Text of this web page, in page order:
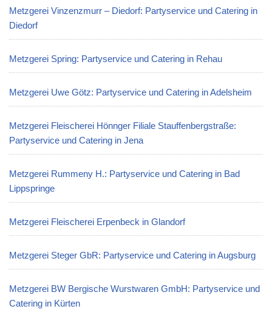
Metzgerei Vinzenzmurr – Diedorf: Partyservice und Catering in
Diedorf
Metzgerei Spring: Partyservice und Catering in Rehau
Metzgerei Uwe Götz: Partyservice und Catering in Adelsheim
Metzgerei Fleischerei Hönnger Filiale Stauffenbergstraße:
Partyservice und Catering in Jena
Metzgerei Rummeny H.: Partyservice und Catering in Bad
Lippspringe
Metzgerei Fleischerei Erpenbeck in Glandorf
Metzgerei Steger GbR: Partyservice und Catering in Augsburg
Metzgerei BW Bergische Wurstwaren GmbH: Partyservice und
Catering in Kürten